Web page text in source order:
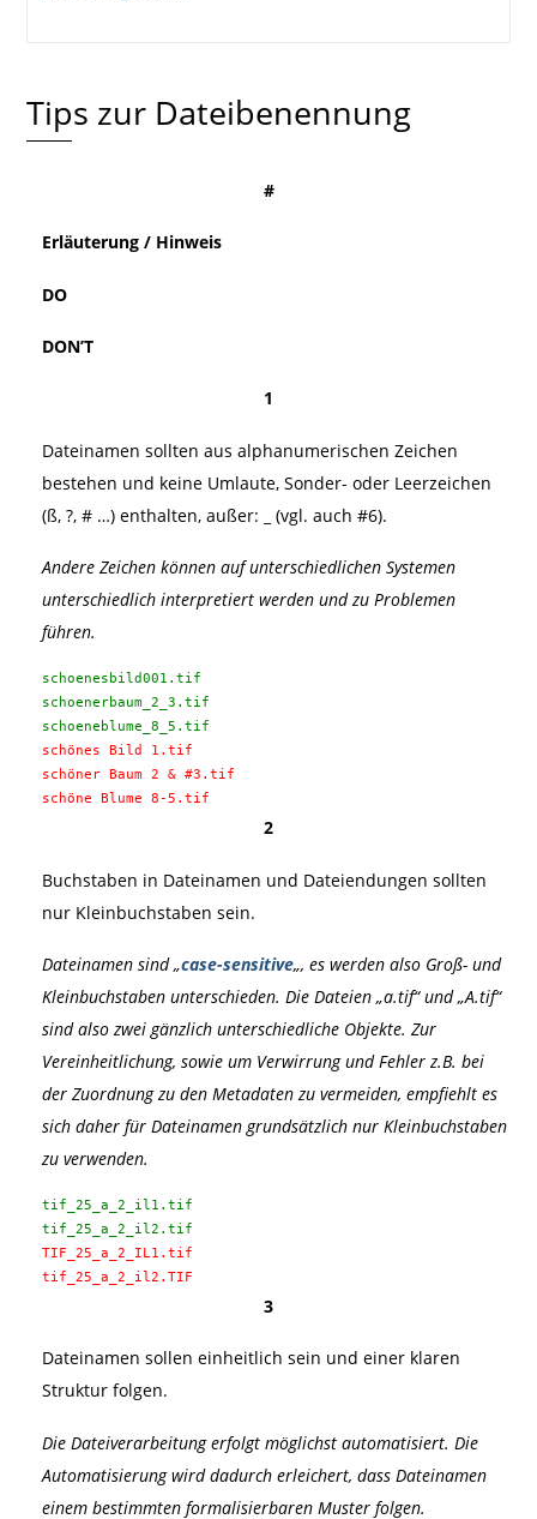
Tips zur Dateibenennung
#
Erläuterung / Hinweis
DO
DON’T
1
Dateinamen sollten aus alphanumerischen Zeichen
bestehen und keine Umlaute, Sonder- oder Leerzeichen
(ß, ?, # …) enthalten, außer: _ (vgl. auch #6).
Andere Zeichen können auf unterschiedlichen Systemen
unterschiedlich interpretiert werden und zu Problemen
führen.
schoenesbild001.tif
schoenerbaum_2_3.tif
schoeneblume_8_5.tif
schönes Bild 1.tif
schöner Baum 2 & #3.tif
schöne Blume 8-5.tif
2
Buchstaben in Dateinamen und Dateiendungen sollten
nur Kleinbuchstaben sein.
Dateinamen sind „case-sensitive„, es werden also Groß- und
Kleinbuchstaben unterschieden. Die Dateien „a.tif“ und „A.tif“
sind also zwei gänzlich unterschiedliche Objekte. Zur
Vereinheitlichung, sowie um Verwirrung und Fehler z.B. bei
der Zuordnung zu den Metadaten zu vermeiden, empfiehlt es
sich daher für Dateinamen grundsätzlich nur Kleinbuchstaben
zu verwenden.
tif_25_a_2_il1.tif
tif_25_a_2_il2.tif
TIF_25_a_2_IL1.tif
tif_25_a_2_il2.TIF
3
Dateinamen sollen einheitlich sein und einer klaren
Struktur folgen.
Die Dateiverarbeitung erfolgt möglichst automatisiert. Die
Automatisierung wird dadurch erleichert, dass Dateinamen
einem bestimmten formalisierbaren Muster folgen.